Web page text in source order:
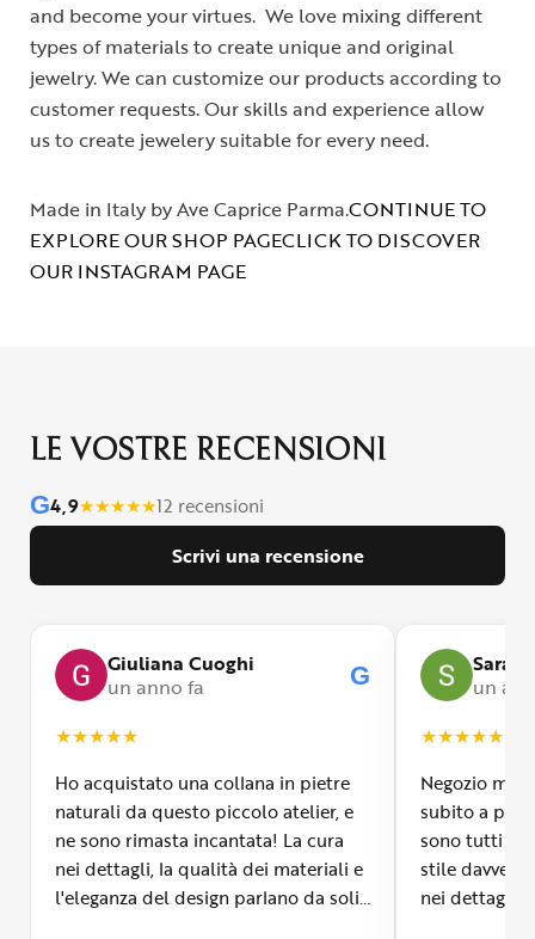
and become your virtues. We love mixing different
types of materials to create unique and original
jewelry. We can customize our products according to
customer requests. Our skills and experience allow
us to create jewelery suitable for every need.
Made in Italy by Ave Caprice Parma.CONTINUE TO
EXPLORE OUR SHOP PAGECLICK TO DISCOVER
OUR INSTAGRAM PAGE
LE VOSTRE RECENSIONI
G4,9★★★★★12 recensioni
Scrivi una recensione
Giuliana Cuoghi
un anno fa
G
★★★★★
Ho acquistato una collana in pietre
naturali da questo piccolo atelier, e
ne sono rimasta incantata! La cura
nei dettagli, la qualità dei materiali e
l'eleganza del design parlano da soli.
Sara
un
★★★★★
Negozio
subito a
sono tutti
stile davvero
nei dettagli,